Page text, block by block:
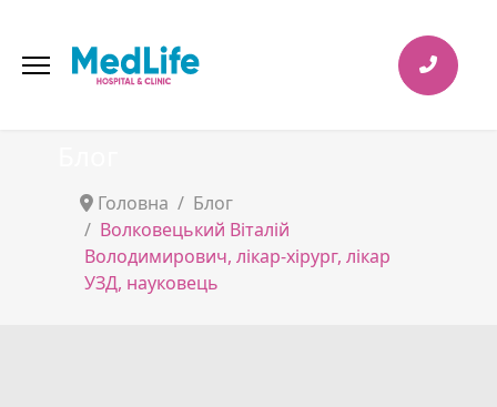
Головна
Блог
Волковецький Віталій
Володимирович, лікар-хірург, лікар
УЗД, науковець